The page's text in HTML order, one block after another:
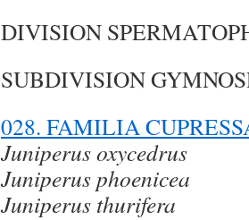
DIVISION
SUBDIVISION
028. FAMILIA
Juniperus oxycedrus
Juniperus phoenicea
Juniperus thurifera